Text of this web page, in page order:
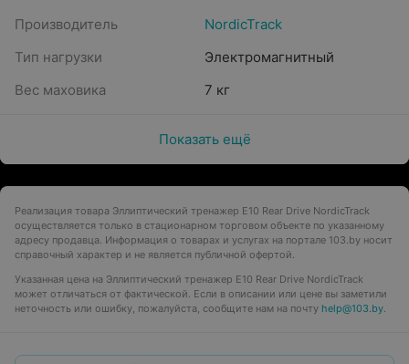
Производитель
NordicTrack
Тип нагрузки
Электромагнитный
Вес маховика
7 кг
Показать ещё
Реализация товара Эллиптический тренажер E10 Rear Drive NordicTrack
осуществляется только в стационарном торговом объекте по указанному
адресу продавца. Информация о товарах и услугах на портале 103.by носит
справочный характер и не является публичной офертой.
Указанная цена на Эллиптический тренажер E10 Rear Drive NordicTrack
может отличаться от фактической. Если в описании или цене вы заметили
неточность или ошибку, пожалуйста, сообщите нам на почту help@103.by.